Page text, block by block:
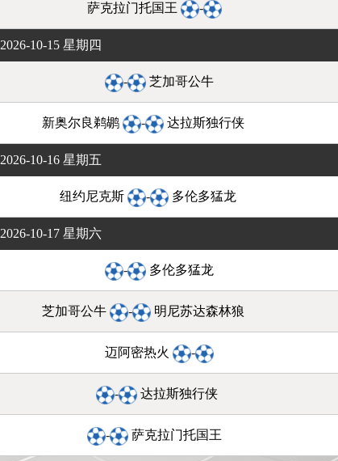
萨克拉门托国王 -
2026-10-15 星期四
- 芝加哥公牛
新奥尔良鹈鹕 - 达拉斯独行侠
2026-10-16 星期五
纽约尼克斯 - 多伦多猛龙
2026-10-17 星期六
- 多伦多猛龙
芝加哥公牛 - 明尼苏达森林狼
迈阿密热火 -
- 达拉斯独行侠
- 萨克拉门托国王